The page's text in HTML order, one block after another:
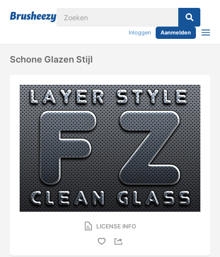
Inloggen Aanmelden
Schone Glazen Stijl
LICENSE INFO